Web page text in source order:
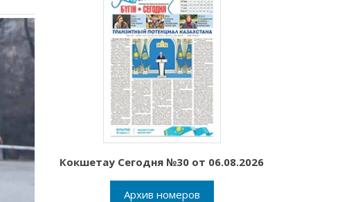
Кокшетау Сегодня №30 от 06.08.2026
Архив номеров